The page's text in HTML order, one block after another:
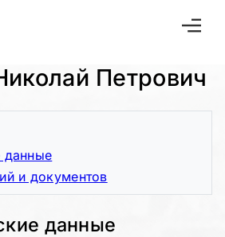
Петрович
данные
данные
и документов